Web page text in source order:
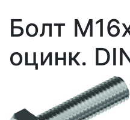
Болт
оцинк.